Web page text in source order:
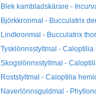
Blek kambladskärare -
Björkkronmal - Bucculatrix
Lindkronmal - Bucculatrix
Tysklönnsstyltmal -
Skogslönnsstyltmal -
Roststyltmal - Caloptilia
Naverlönnsguldmal -